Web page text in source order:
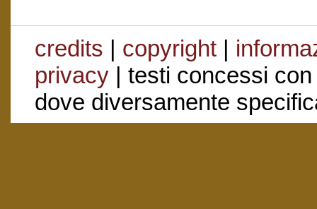
credits | copyright|
privacy| testi concessi
dove diversamente